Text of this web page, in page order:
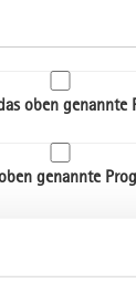
oben
genannte